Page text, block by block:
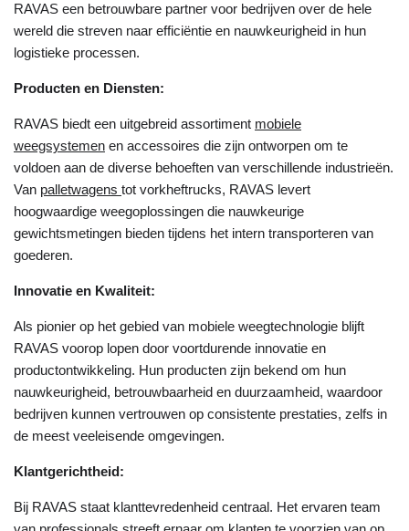
RAVAS een betrouwbare partner voor bedrijven over de hele
wereld die streven naar efficiëntie en nauwkeurigheid in hun
logistieke processen.
Producten en Diensten:
RAVAS biedt een uitgebreid assortiment mobiele
weegsystemen en accessoires die zijn ontworpen om te
voldoen aan de diverse behoeften van verschillende industrieën.
Van palletwagens tot vorkheftrucks, RAVAS levert
hoogwaardige weegoplossingen die nauwkeurige
gewichtsmetingen bieden tijdens het intern transporteren van
goederen.
Innovatie en Kwaliteit:
Als pionier op het gebied van mobiele weegtechnologie blijft
RAVAS voorop lopen door voortdurende innovatie en
productontwikkeling. Hun producten zijn bekend om hun
nauwkeurigheid, betrouwbaarheid en duurzaamheid, waardoor
bedrijven kunnen vertrouwen op consistente prestaties, zelfs in
de meest veeleisende omgevingen.
Klantgerichtheid:
Bij RAVAS staat klanttevredenheid centraal. Het ervaren team